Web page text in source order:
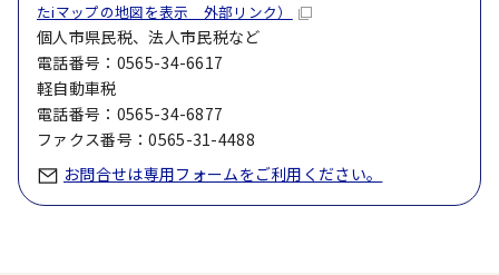
たiマップの地図を表示 外部リンク）
個人市県民税、法人市民税など
電話番号：0565-34-6617
軽自動車税
電話番号：0565-34-6877
ファクス番号：0565-31-4488
お問合せは専用フォームをご利用ください。